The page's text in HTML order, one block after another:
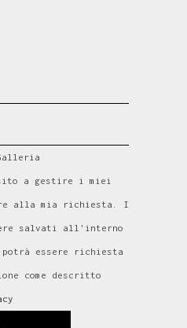
a gestire i miei
alla mia richiesta. I
salvati all'interno
essere richiesta
come descritto